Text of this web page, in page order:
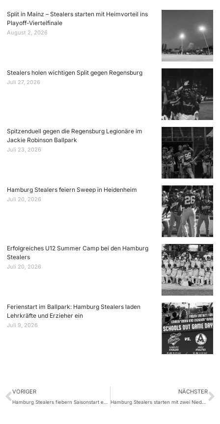
Split in Mainz – Stealers starten mit Heimvorteil ins
Playoff-Viertelfinale
August 2, 2026
Stealers holen wichtigen Split gegen Regensburg
Juli 27, 2026
Spitzenduell gegen die Regensburg Legionäre im
Jackie Robinson Ballpark
Juli 23, 2026
Hamburg Stealers feiern Sweep in Heidenheim
Juli 20, 2026
Erfolgreiches U12 Summer Camp bei den Hamburg
Stealers
Juli 20, 2026
Ferienstart im Ballpark: Hamburg Stealers laden
Lehrkräfte und Erzieher ein
Juli 9, 2026
VORIGER NÄCHSTER
Hamburg Stealers starten mit zwei Niederlagen in die neue Bundesligasaison